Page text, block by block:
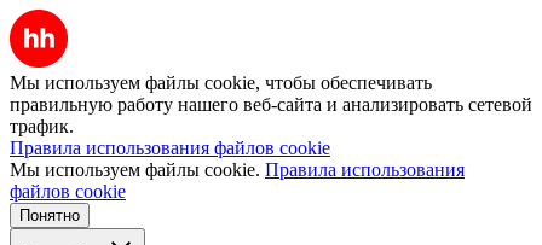
Мы используем файлы cookie, чтобы обеспечивать
правильную работу нашего веб-сайта и анализировать сетевой
трафик.
Правила использования файлов cookie
Мы используем файлы cookie. Правила использования
файлов cookie
Понятно